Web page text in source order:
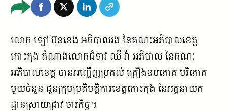
លោក ឡៅ ប៊ុនខេង អភិបាលរង នៃគណៈអភិបាលខេត្ត
កោះកុង តំណាងលោកជំទាវ ឈី វ៉ា អភិបាល នៃគណៈ
អភិបាលខេត្ត បានអញ្ជើញប្រគល់ គ្រឿងឧបភោគ បរិភោគ
មួយចំនួន ជូនក្រុមប្រតិបត្តិការខេត្តកោះកុង នៃអគ្គនាយក
ដ្ឋានស្រាយជ្រាវ ចារកិច្ច។